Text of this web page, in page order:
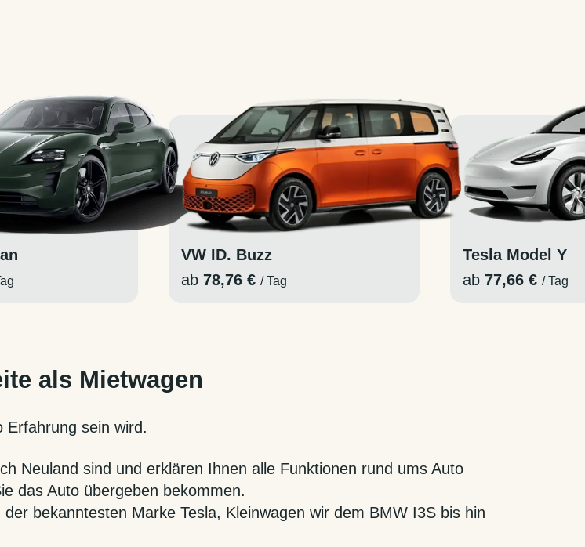
VW ID. Buzz
ab 78,76 € / Tag
Tesla Model Y
ab 77,66 € / Tag
als Mietwagen
Erfahrung sein wird.
Neuland sind und erklären Ihnen alle Funktionen rund ums Auto
das Auto übergeben bekommen.
bekanntesten Marke Tesla, Kleinwagen wir dem BMW I3S bis hin